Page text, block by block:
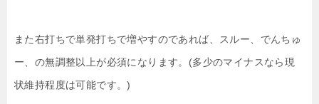
また右打ちで単発打ちで増やすのであれば、スルー、でんちゅ
ー、の無調整以上が必須になります。(多少のマイナスなら現
状維持程度は可能です。)